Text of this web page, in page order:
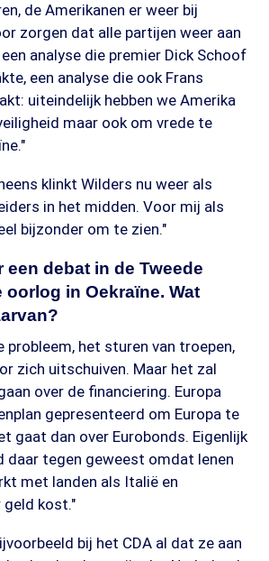
de Amerikanen er weer bij
zorgen dat alle partijen weer aan
analyse die premier Dick Schoof
een analyse die ook Frans
uiteindelijk hebben we Amerika
maar ook om vrede te
klinkt Wilders nu weer als
in het midden. Voor mij als
bijzonder om te zien."
een debat in de Tweede
oorlog in Oekraïne. Wat
het sturen van troepen,
zich uitschuiven. Maar het zal
over de financiering. Europa
gepresenteerd om Europa te
gaat dan over Eurobonds. Eigenlijk
daar tegen geweest omdat lenen
met landen als Italië en
geld kost."
bij het CDA al dat ze aan